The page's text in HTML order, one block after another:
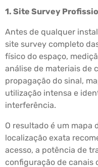
1. Site Survey
Antes de qualquer
site survey completo
físico do espaço,
análise de materiais de
propagação do sinal,
utilização intensa e
interferência.
O resultado é um mapa
localização exata
acesso, a potência de
configuração de canais